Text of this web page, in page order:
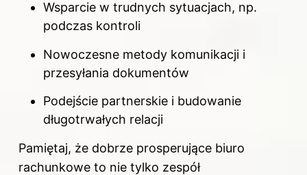
Wsparcie w trudnych sytuacjach, np.
podczas kontroli
Nowoczesne metody komunikacji i
przesyłania dokumentów
Podejście partnerskie i budowanie
długotrwałych relacji
Pamiętaj, że dobrze prosperujące biuro
rachunkowe to nie tylko zespół